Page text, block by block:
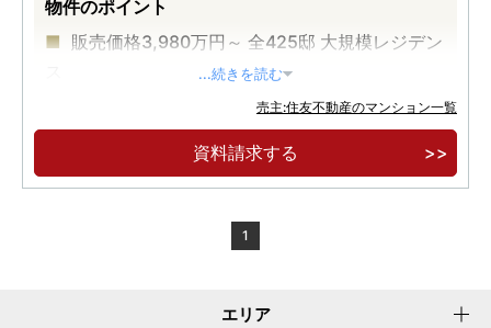
物件のポイント
販売価格3,980万円～ 全425邸 大規模レジデン
湘南エリア憩いの平塚海岸へ徒歩15分
7.7haの大型商業アークスクエア湘南平塚に徒
...続きを読む
売主:住友不動産のマンション一覧
資料請求する
1
エリア